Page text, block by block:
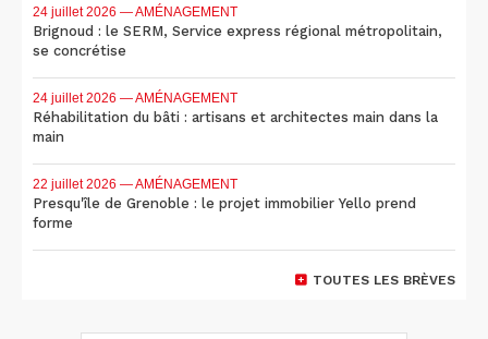
24 juillet 2026 — AMÉNAGEMENT
Brignoud : le SERM, Service express régional métropolitain,
se concrétise
24 juillet 2026 — AMÉNAGEMENT
Réhabilitation du bâti : artisans et architectes main dans la
main
22 juillet 2026 — AMÉNAGEMENT
Presqu'île de Grenoble : le projet immobilier Yello prend
forme
TOUTES LES BRÈVES